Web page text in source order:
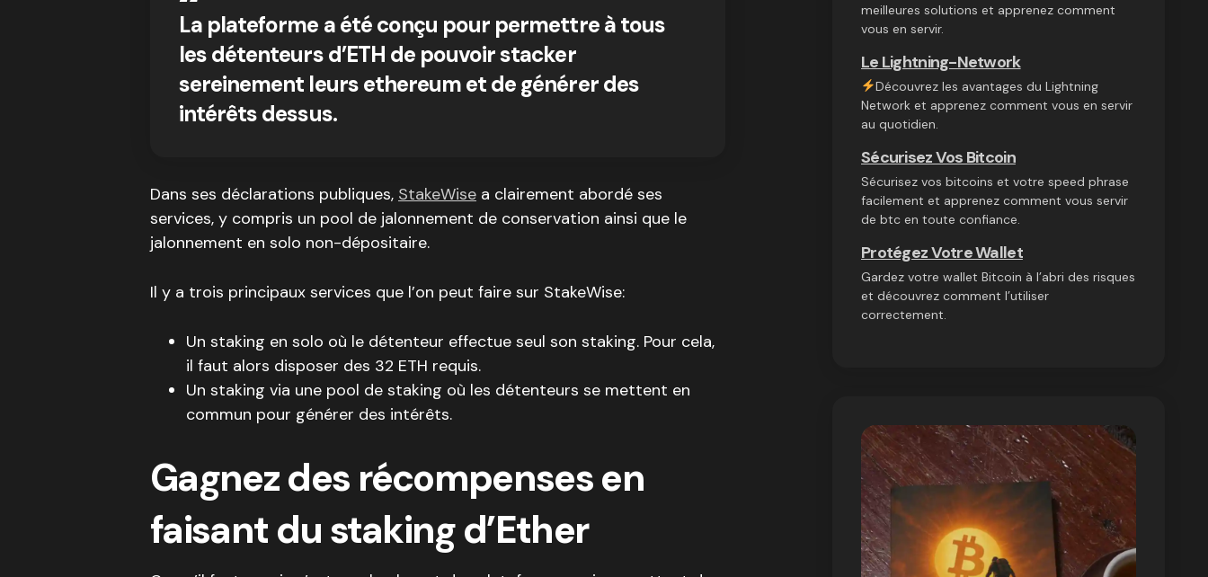
La plateforme a été conçu pour permettre à tous
les détenteurs d’ETH de pouvoir stacker
sereinement leurs ethereum et de générer des
intérêts dessus.
Dans ses déclarations publiques, StakeWise a clairement abordé ses
services, y compris un pool de jalonnement de conservation ainsi que le
jalonnement en solo non-dépositaire.
Il y a trois principaux services que l’on peut faire sur StakeWise:
Un staking en solo où le détenteur effectue seul son staking. Pour cela,
il faut alors disposer des 32 ETH requis.
Un staking via une pool de staking où les détenteurs se mettent en
commun pour générer des intérêts.
Gagnez des récompenses en
faisant du staking d’Ether
meilleures solutions et apprenez comment
vous en servir.
Le Lightning-Network
Découvrez les avantages du Lightning
Network et apprenez comment vous en servir
au quotidien.
Sécurisez Vos Bitcoin
Sécurisez vos bitcoins et votre speed phrase
facilement et apprenez comment vous servir
de btc en toute confiance.
Protégez Votre Wallet
Gardez votre wallet Bitcoin à l’abri des risques
et découvrez comment l’utiliser
correctement.